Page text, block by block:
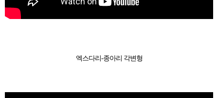
엑스다리-종아리 각변형